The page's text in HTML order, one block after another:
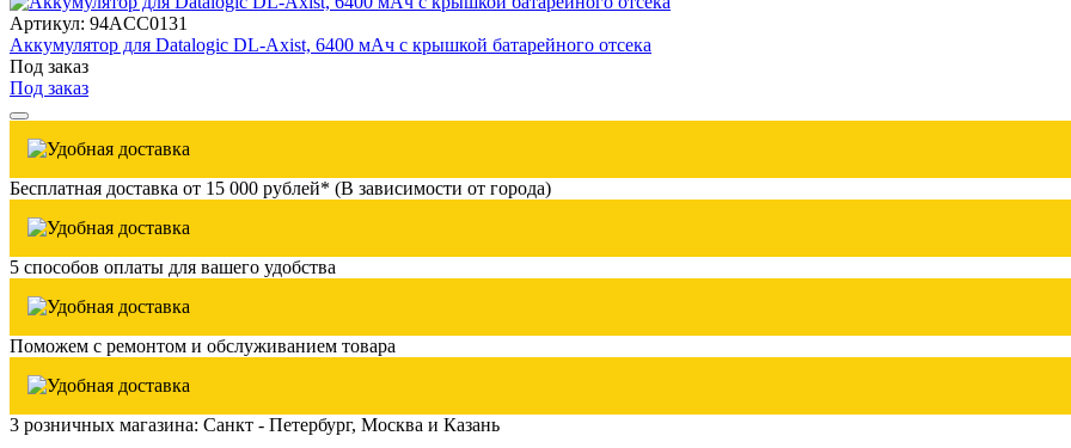
Артикул: 94ACC0131
Аккумулятор для Datalogic DL-Axist, 6400 мАч с крышкой батарейного отсека
Под заказ
Под заказ
Бесплатная доставка от 15 000 рублей* (В зависимости от города)
5 способов оплаты для вашего удобства
Поможем с ремонтом и обслуживанием товара
3 розничных магазина: Санкт - Петербург, Москва и Казань